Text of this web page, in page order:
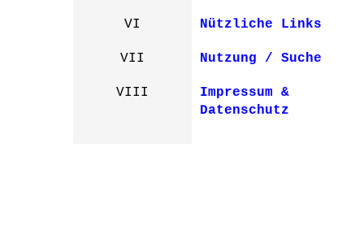
VI Nützliche Links
VII Nutzung / Suche
VIII
Impressum &
Datenschutz